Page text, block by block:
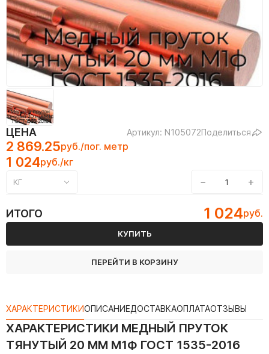
ЦЕНА Артикул: N105072Поделиться
2 869.25руб./пог. метр
1 024руб./кг
КГ − +
ИТОГО 1 024руб.
КУПИТЬ
ПЕРЕЙТИ В КОРЗИНУ
ХАРАКТЕРИСТИКИОПИСАНИЕДОСТАВКАОПЛАТАОТЗЫВЫ
ХАРАКТЕРИСТИКИ МЕДНЫЙ ПРУТОК
ТЯНУТЫЙ 20 ММ М1Ф ГОСТ 1535-2016